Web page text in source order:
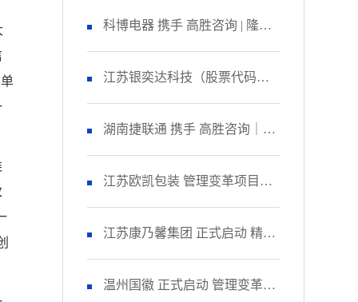
重召开 精益生产项目誓师大
会！
科博电器 携手 高胜咨询 | 隆重
召开 品质管理提升项目启动大
会！
江苏银奕达科技（股票代码：
836235） 携手 高胜咨询｜正式
启动 管理变革项目
湖南捷联通 携手 高胜咨询｜正
式启动 精益生产项目！
江苏欧凯包装 管理变革项目人
资改善模块 圆满收官！
江苏康乃馨集团 正式启动 精益
生产项目二期！
温州国徽 正式启动 管理变革&